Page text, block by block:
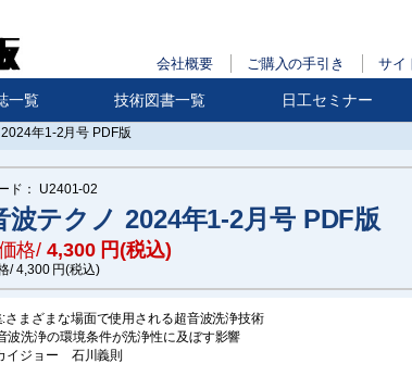
会社概要 ご購入の手引き サイ
一覧 技術図書一覧 日工セミナー
年1-2月号 PDF版
ド： U2401-02
波テクノ 2024年1-2月号 PDF版
格/ 4,300円(税込)
/ 4,300円(税込)
さまざまな場面で使用される超音波洗浄技術
波洗浄の環境条件が洗浄性に及ぼす影響
イジョー 石川義則